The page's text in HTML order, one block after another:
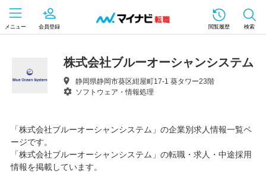
メニュー 会員登録 閲覧履歴 検索
株式会社ブルーオーシャンシステム
静岡県静岡市葵区紺屋町17-1 葵タワー23階
ソフトウェア・情報処理
「株式会社ブルーオーシャンシステム」の企業別求人情報一覧ペ
ージです。
「株式会社ブルーオーシャンシステム」の転職・求人・中途採用
情報を掲載しています。